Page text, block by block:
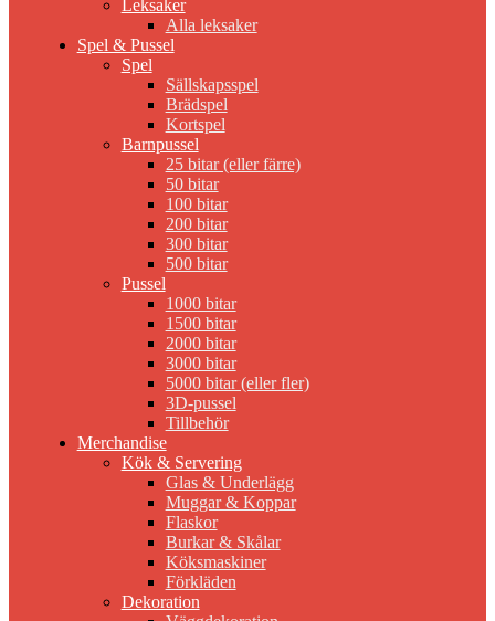
Leksaker
Alla leksaker
Spel & Pussel
Spel
Sällskapsspel
Brädspel
Kortspel
Barnpussel
25 bitar (eller färre)
50 bitar
100 bitar
200 bitar
300 bitar
500 bitar
Pussel
1000 bitar
1500 bitar
2000 bitar
3000 bitar
5000 bitar (eller fler)
3D-pussel
Tillbehör
Merchandise
Kök & Servering
Glas & Underlägg
Muggar & Koppar
Flaskor
Burkar & Skålar
Köksmaskiner
Förkläden
Dekoration